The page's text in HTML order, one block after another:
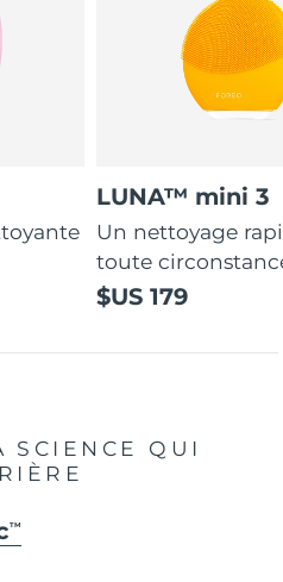
LUNA™ mini 3
Un nettoyage
toute
$US 179
SCIENCE QUI
TM